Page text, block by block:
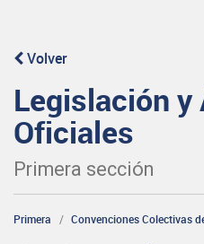
Volver
Legislación y
Oficiales
Primera sección
Primera Convenciones Colectivas